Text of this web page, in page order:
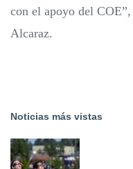
con el apoyo del
Alcaraz.
Noticias más vistas